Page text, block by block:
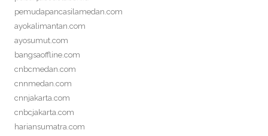
pemudapancasilamedan.com
ayokalimantan.com
ayosumut.com
bangsaoffline.com
cnbcmedan.com
cnnmedan.com
cnnjakarta.com
cnbcjakarta.com
hariansumatra.com